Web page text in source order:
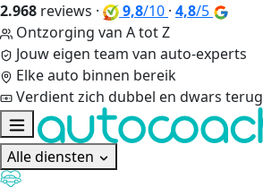
2.968 reviews · 9,8/10 · 4,8/5
Ontzorging van A tot Z
Jouw eigen team van auto-experts
Elke auto binnen bereik
Verdient zich dubbel en dwars terug
Alle diensten